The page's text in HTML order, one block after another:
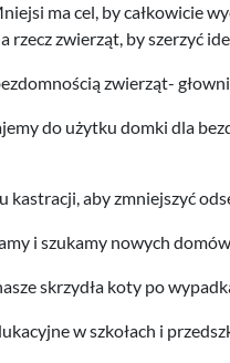
ma cel, by całkowicie
rzecz zwierząt, by szerzyć
zwierząt-
do użytku domki dla
kastracji, aby zmniejszyć
i szukamy nowych
skrzydła koty po
w szkołach i